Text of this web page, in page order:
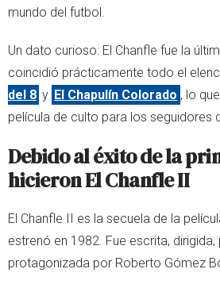
mundo del futbol.
Un dato curioso: El Chanfle fue la
coincidió prácticamente todo el
del 8 y El Chapulín Colorado , lo
película de culto para los seguidores
Debido al éxito de la
hicieron El Chanfle II
El Chanfle II es la secuela de la
estrenó en 1982. Fue escrita,
protagonizada por Roberto Gómez